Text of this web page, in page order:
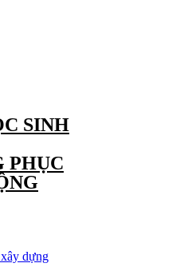
SINH
PHỤC
dựng